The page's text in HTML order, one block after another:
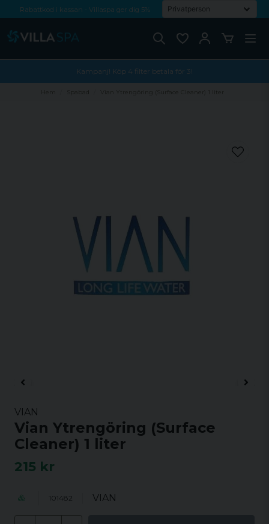
Rabattkod i kassan - Villaspa ger dig 5%
Kampanj! Köp 4 filter betala för 3!
Hem Spabad Vian Ytrengöring (Surface Cleaner) 1 liter
VIAN
Vian Ytrengöring (Surface
Cleaner) 1 liter
215 kr
101482 VIAN